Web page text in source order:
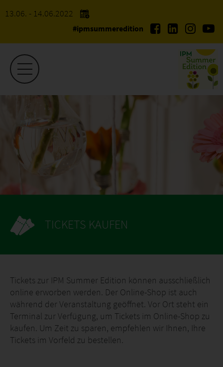
13.06. - 14.06.2022
#ipmsummeredition
TICKETS KAUFEN
Tickets zur IPM Summer Edition können ausschließlich
online erworben werden. Der Online-Shop ist auch
während der Veranstaltung geöffnet. Vor Ort steht ein
Terminal zur Verfügung, um Tickets im Online-Shop zu
kaufen. Um Zeit zu sparen, empfehlen wir Ihnen, Ihre
Tickets im Vorfeld zu bestellen.